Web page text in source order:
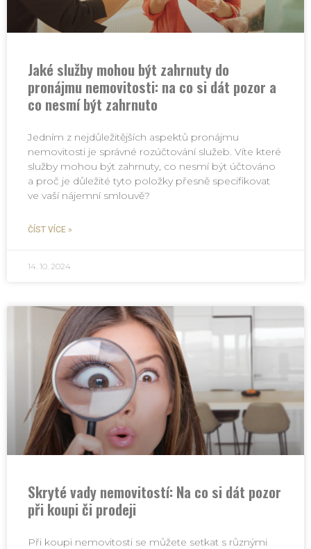
Jaké služby mohou být zahrnuty do
pronájmu nemovitosti: na co si dát pozor a
co nesmí být zahrnuto
Jedním z nejdůležitějších aspektů pronájmu
nemovitosti je správné rozúčtování služeb. Víte které
služby mohou být zahrnuty, co nesmí být účtováno
a proč je důležité tyto položky přesně specifikovat
ve vaší nájemní smlouvě?
ČÍST VÍCE »
14. 10. 2024
Skryté vady nemovitostí: Na co si dát pozor
při koupi či prodeji
Při koupi nemovitosti se můžete setkat s různými